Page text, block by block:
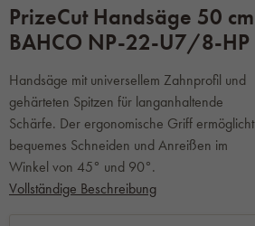
PrizeCut Handsäge 50 cm
BAHCO NP-22-U7/8-HP
Handsäge mit universellem Zahnprofil und
gehärteten Spitzen für langanhaltende
Schärfe. Der ergonomische Griff ermöglicht
bequemes Schneiden und Anreißen im
Winkel von 45° und 90°.
Vollständige Beschreibung